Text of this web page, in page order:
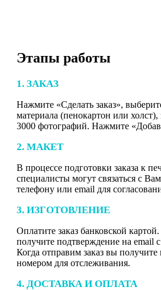
Этапы работы
1. ЗАКАЗ
Нажмите «Сделать заказ»,
материала (пенокартон или холст),
3000 фотографий. Нажмите
2. МАКЕТ
В процессе подготовки заказа к
специалисты могут связаться с
телефону или email для
3. ИЗГОТОВЛЕНИЕ
Оплатите заказ банковской
получите подтверждение на email
Когда отправим заказ вы получите
номером для отслеживания.
4. ДОСТАВКА И ОПЛАТА